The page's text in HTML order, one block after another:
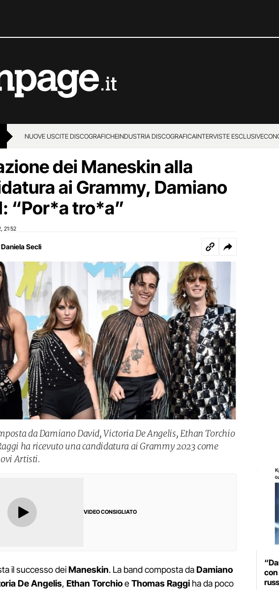
NUOVE USCITE DISCOGRAFICHEINDUSTRIA DISCOGRAFICAINTERVISTE ESCLUSIVE
dei Maneskin alla
ai Grammy, Damiano
“Por*a tro*a”
21:52
Daniela Seclì
da Damiano David, Victoria De Angelis, Ethan Torchio
ha ricevuto una candidatura ai Grammy 2023 come
Artisti.
VIDEO CONSIGLIATO
il successo deiManeskin. La band composta daDamiano
De Angelis, Ethan TorchioeThomas Raggi ha da poco
con